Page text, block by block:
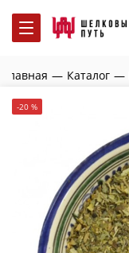
Главная — Каталог —
-20 %